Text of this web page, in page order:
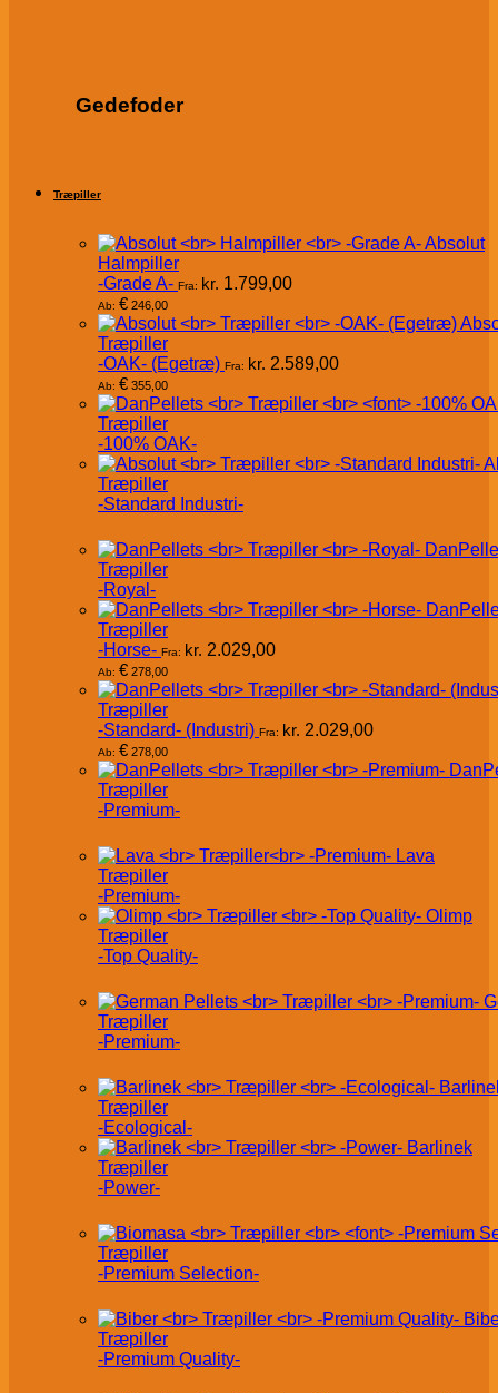
Gedefoder
Træpiller
Absolut
Halmpiller
-Grade A- Fra: kr. 1.799,00
Ab: € 246,00
Træpiller
-OAK- (Egetræ) Fra: kr. 2.589,00
Ab: € 355,00
Træpiller
-100% OAK-
Træpiller
-Standard Industri-
Træpiller
-Royal-
Træpiller
-Horse- Fra: kr. 2.029,00
Ab: € 278,00
Træpiller
-Standard- (Industri) Fra: kr. 2.029,00
Ab: € 278,00
Træpiller
-Premium-
Lava
Træpiller
-Premium-
Olimp
Træpiller
-Top Quality-
Træpiller
-Premium-
Træpiller
-Ecological-
Barlinek
Træpiller
-Power-
Træpiller
-Premium Selection-
Træpiller
-Premium Quality-